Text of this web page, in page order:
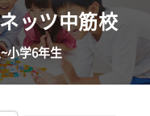
ッツ中筋校
小学6年生